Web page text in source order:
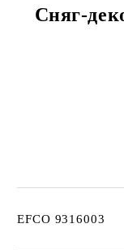
Сняг-
EFCO 9316003